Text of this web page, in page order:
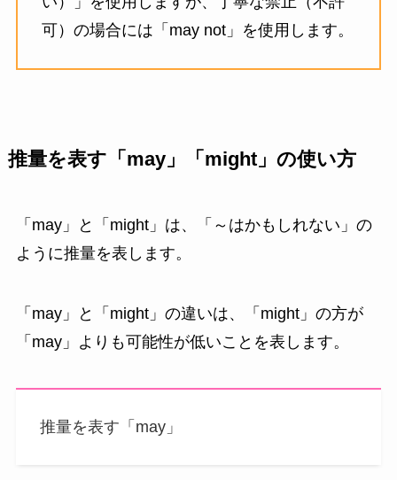
可）の場合には「may not」を使用します。
推量を表す「may」「might」の使い方
「may」と「might」は、「～はかもしれない」の
ように推量を表します。
「may」と「might」の違いは、「might」の方が
「may」よりも可能性が低いことを表します。
推量を表す「may」